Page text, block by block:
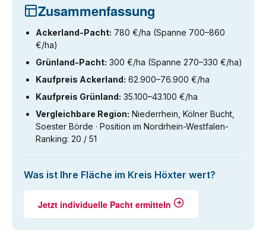
Zusammenfassung
Ackerland-Pacht: 780 €/ha (Spanne 700–860
€/ha)
Grünland-Pacht: 300 €/ha (Spanne 270–330 €/ha)
Kaufpreis Ackerland: 62.900–76.900 €/ha
Kaufpreis Grünland: 35.100–43.100 €/ha
Vergleichbare Region: Niederrhein, Kölner Bucht,
Soester Börde · Position im Nordrhein-Westfalen-
Ranking: 20 / 51
Was ist Ihre Fläche im Kreis Höxter wert?
Jetzt individuelle Pacht ermitteln